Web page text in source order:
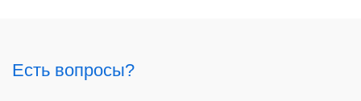
Есть вопросы?